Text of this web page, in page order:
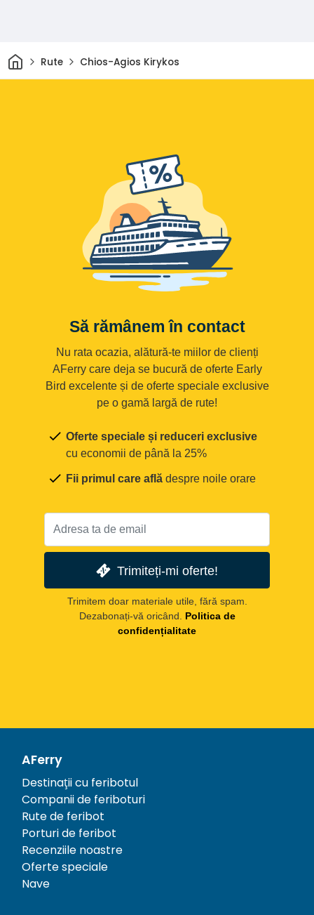
AcasăRute Chios-Agios Kirykos
Să rămânem în contact
Nu rata ocazia, alătură-te miilor de clienți
AFerry care deja se bucură de oferte Early
Bird excelente și de oferte speciale exclusive
pe o gamă largă de rute!
Oferte speciale și reduceri exclusive
cu economii de până la 25%
Fii primul care află despre noile orare
Trimiteți-mi oferte!
Trimitem doar materiale utile, fără spam.
Dezabonați-vă oricând.
Politica de
confidențialitate
AFerry
Destinații cu feribotul
Companii de feriboturi
Rute de feribot
Porturi de feribot
Recenziile noastre
Oferte speciale
Nave